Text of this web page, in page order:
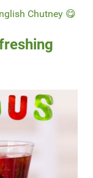
Chutney 😋